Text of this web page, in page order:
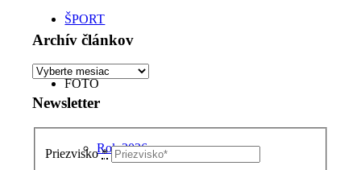
ŠPORT
FOTO
Rok 2026
Archív článkov
Archív
článkov
Newsletter
Priezvisko*